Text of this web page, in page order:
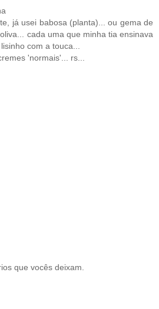
já usei babosa (planta)... ou gema de
cada uma que minha tia ensinava
com a touca...
'normais'... rs...
que vocês deixam.